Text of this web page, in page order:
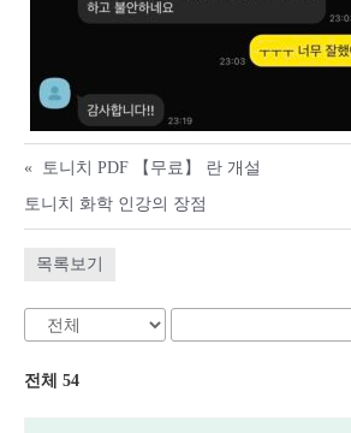
« 토니치 PDF 【무료】 란 개설
토니치 화학 인강의 장점
목록보기
전체 54